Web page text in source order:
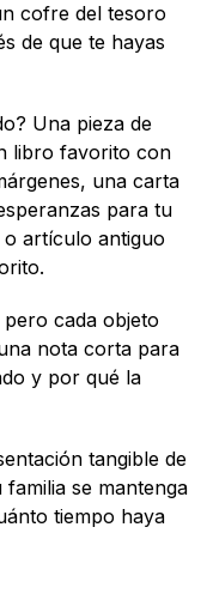
cofre del tesoro
de que te hayas
Una pieza de
libro favorito con
una carta
para tu
artículo antiguo
cada objeto
nota corta para
y por qué la
tangible de
se mantenga
tiempo haya